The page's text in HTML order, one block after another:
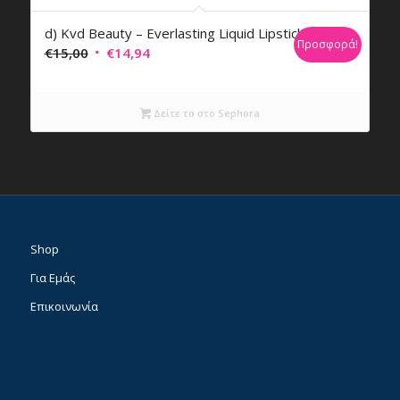
d) Kvd Beauty – Everlasting Liquid Lipstick
€15,00 Original
€14,94Η
είναι:
€14,94.
Προσφορά!
Δείτε το στο Sephora
Shop
Για Εμάς
Επικοινωνία